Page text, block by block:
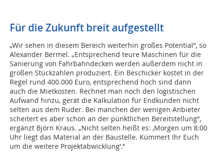
Für die Zukunft breit aufgestellt
„Wir sehen in diesem Bereich weiterhin großes Potential“, so
Alexander Bermel. „Entsprechend teure Maschinen für die
Sanierung von Fahrbahndecken werden außerdem nicht in
großen Stückzahlen produziert. Ein Beschicker kostet in der
Regel rund 400.000 Euro, entsprechend hoch sind dann
auch die Mietkosten. Rechnet man noch den logistischen
Aufwand hinzu, gerät die Kalkulation für Endkunden nicht
selten aus dem Ruder. Bei manchen der wenigen Anbieter
scheitert es aber schon an der pünktlichen Bereitstellung“,
ergänzt Björn Kraus. „Nicht selten heißt es: ‚Morgen um 8:00
Uhr liegt das Material an der Baustelle. Kümmert Ihr Euch
um die weitere Projektabwicklung‘.“